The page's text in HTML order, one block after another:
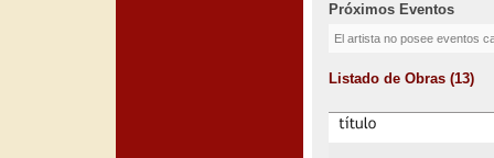
Próximos Eventos
El artista no posee eventos
Listado de Obras (13)